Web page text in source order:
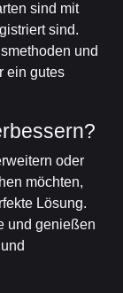
sind mit
sind.
und
ein gutes
oder
möchten,
Lösung.
und genießen